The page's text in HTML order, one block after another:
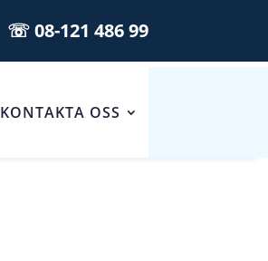
☏ 08-121 486 99
KONTAKTA OSS